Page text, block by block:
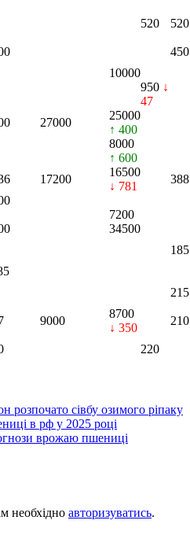
520 520
450
10000
950 ↓
47
27000
25000
↑ 400
8000
↑ 600
17200
16500
↓ 781
388
7200
34500
185
215
9000
8700
↓ 350
210
220
розпочато сівбу озимого ріпаку
в рф у 2025 році
врожаю пшениці
необхідно авторизуватись.